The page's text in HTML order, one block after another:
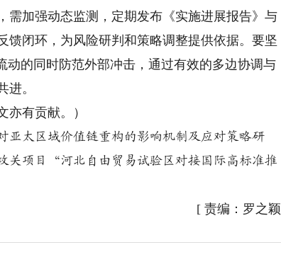
需加强动态监测，定期发布《实施进展报告》与
馈闭环，为风险研判和策略调整提供依据。要坚
动的同时防范外部冲击，通过有效的多边协调与
进。
有贡献。）
太区域价值链重构的影响机制及应对策略研
关项目“河北自由贸易试验区对接国际高标准推
[ 责编：罗之颖